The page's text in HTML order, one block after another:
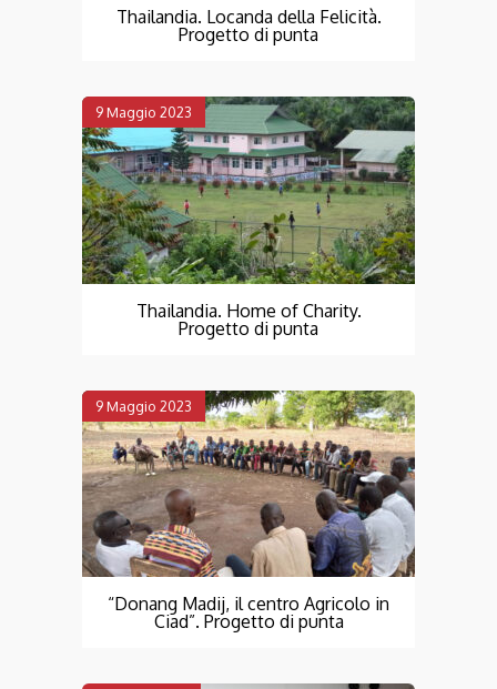
Thailandia. Locanda della Felicità.
Progetto di punta
9 Maggio 2023
Thailandia. Home of Charity.
Progetto di punta
9 Maggio 2023
“Donang Madij, il centro Agricolo in
Ciad”. Progetto di punta